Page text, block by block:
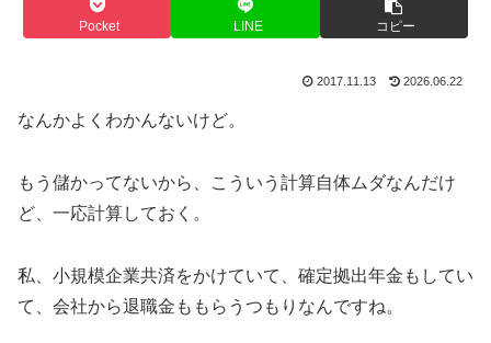
Pocket LINE コピー
2017.11.13 2026.06.22
なんかよくわかんないけど。
もう儲かってないから、こういう計算自体ムダなんだけ
ど、一応計算しておく。
私、小規模企業共済をかけていて、確定拠出年金もしてい
て、会社から退職金ももらうつもりなんですね。